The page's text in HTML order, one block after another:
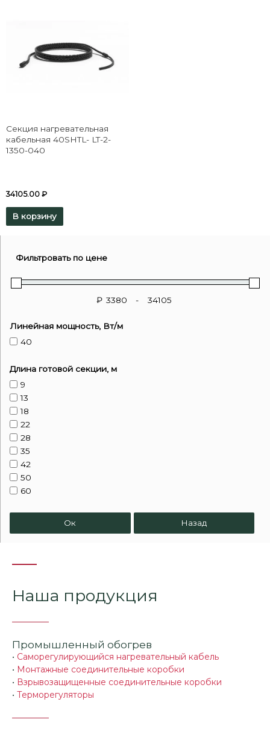
Секция нагревательная
кабельная 40SHTL- LT-2-
1350-040
34105.00 ₽
В корзину
Фильтровать по цене
₽ -
Линейная мощность, Вт/м
40
Длина готовой секции, м
9
13
18
22
28
35
42
50
60
Ок Назад
Наша продукция
Промышленный обогрев
• Саморегулирующийся нагревательный кабель
• Монтажные соединительные коробки
• Взрывозащищенные соединительные коробки
• Терморегуляторы